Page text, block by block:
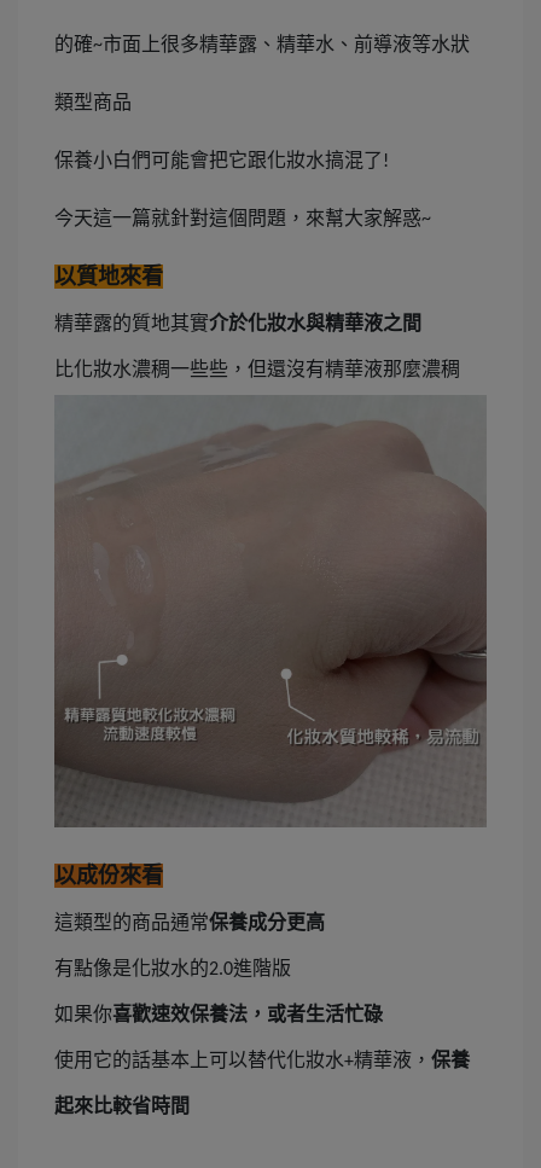
的確~市面上很多精華露、精華水、前導液等水狀
類型商品
保養小白們可能會把它跟化妝水搞混了 !
今天這一篇就針對這個問題，來幫大家解惑~
以質地來看
精華露的質地其實介於化妝水與精華液之間
比化妝水濃稠一些些，但還沒有精華液那麼濃稠
以成份來看
這類型的商品通常保養成分更高
有點像是化妝水的2.0進階版
如果你喜歡速效保養法，或者生活忙碌
使用它的話基本上可以替代化妝水+精華液， 保養
起來比較省時間